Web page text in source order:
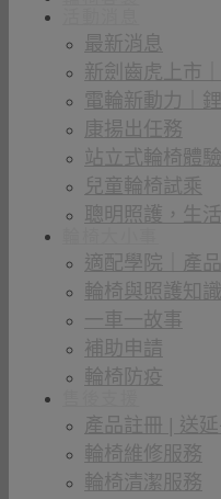
最新消息
新劍齒虎上市
電輪新動力｜
康揚出任務
站立式輪椅體驗
兒童輪椅試乘
聰明照護，生
適配學院｜產
輪椅與照護知識
一車一故事
補助申請
輪椅防疫
產品註冊 | 送
輪椅維修服務
輪椅清潔服務